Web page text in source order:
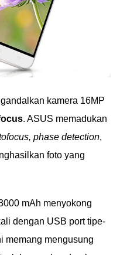
kamera 16MP
. ASUS memadukan
phase detection,
foto yang
mAh menyokong
dengan USB port tipe-
memang mengusung